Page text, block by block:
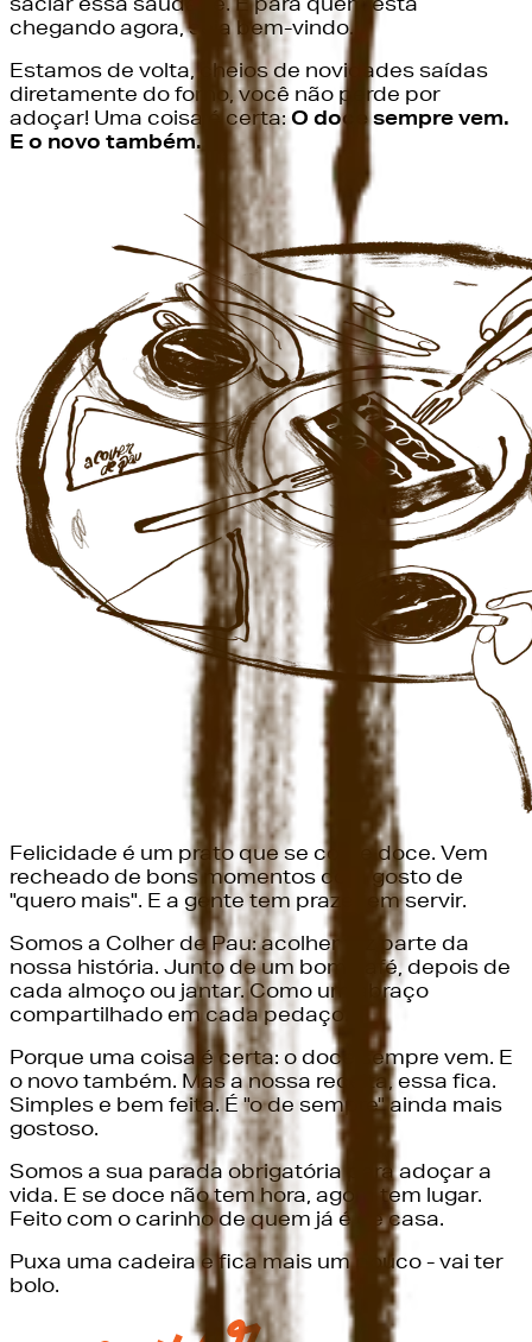
saciar essa saudade. E para quem está
chegando agora, seja bem-vindo.
Estamos de volta, cheios de novidades saídas
diretamente do forno, você não perde por
adoçar! Uma coisa é certa: O doce sempre vem.
E o novo também.
Felicidade é um prato que se come doce. Vem
recheado de bons momentos com gosto de
"quero mais". E a gente tem prazer em servir.
Somos a Colher de Pau: acolher faz parte da
nossa história. Junto de um bom café, depois de
cada almoço ou jantar. Como um abraço
compartilhado em cada pedaço.
Porque uma coisa é certa: o doce sempre vem. E
o novo também. Mas a nossa receita, essa fica.
Simples e bem feita. É "o de sempre" ainda mais
gostoso.
Somos a sua parada obrigatória para adoçar a
vida. E se doce não tem hora, agora tem lugar.
Feito com o carinho de quem já é de casa.
Puxa uma cadeira e fica mais um pouco - vai ter
bolo.